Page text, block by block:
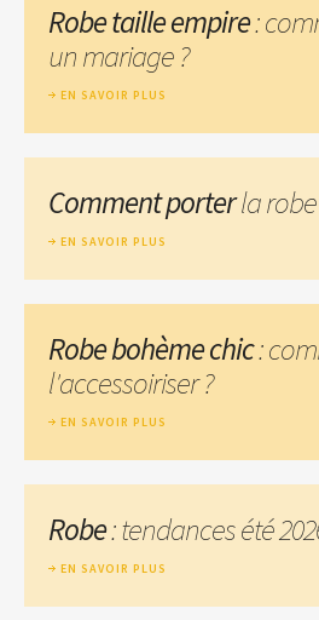
Robe taille empire:
un mariage ?
EN SAVOIR PLUS
Comment porterla
EN SAVOIR PLUS
Robe bohème chic:
l'accessoiriser ?
EN SAVOIR PLUS
Robe: tendances été
EN SAVOIR PLUS